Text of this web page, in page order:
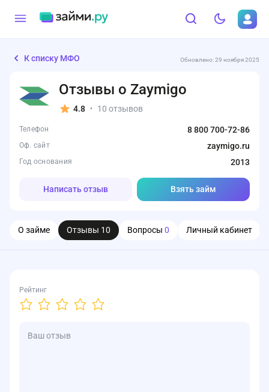
К списку МФО Обновлено: 29 ноября 2025
Отзывы о Zaymigo
4.8 • 10 отзывов
Телефон 8 800 700-72-86
Оф. сайт zaymigo.ru
Год основания 2013
Написать отзыв Взять займ
О займе Отзывы 10 Вопросы 0 Личный кабинет